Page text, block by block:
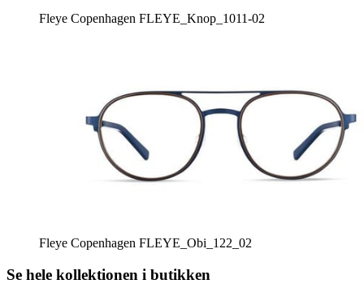
Fleye Copenhagen FLEYE_Knop_1011-02
Fleye Copenhagen FLEYE_Obi_122_02
Se hele kollektionen i butikken